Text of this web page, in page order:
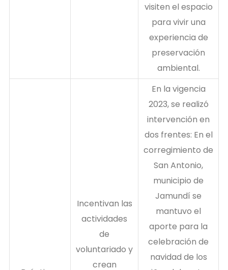
visiten el espacio
para vivir una
experiencia de
preservación
ambiental.
Incentivan las
actividades
de
voluntariado y
crean
En la vigencia
2023, se realizó
intervención en
dos frentes: En el
corregimiento de
San Antonio,
municipio de
Jamundí se
mantuvo el
aporte para la
celebración de
navidad de los